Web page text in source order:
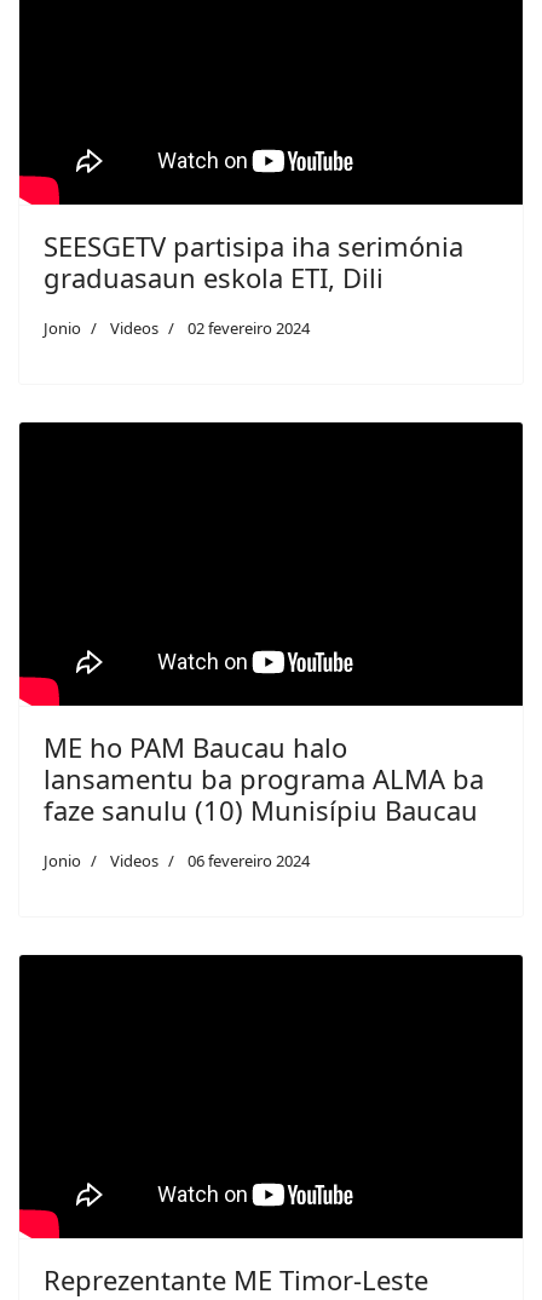
SEESGETV partisipa iha serimónia
graduasaun eskola ETI, Dili
Jonio Videos 02 fevereiro 2024
ME ho PAM Baucau halo
lansamentu ba programa ALMA ba
faze sanulu (10) Munisípiu Baucau
Jonio Videos 06 fevereiro 2024
Reprezentante ME Timor-Leste